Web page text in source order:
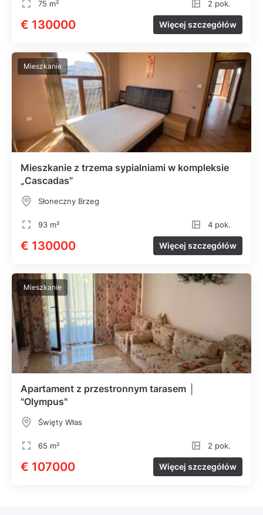
75 m² 2 pok.
€ 130000 Więcej szczegółów
Mieszkanie
Mieszkanie z trzema sypialniami w kompleksie
„Cascadas”
Słoneczny Brzeg
93 m² 4 pok.
€ 130000 Więcej szczegółów
Mieszkanie
Apartament z przestronnym tarasem │
"Olympus"
Święty Włas
65 m² 2 pok.
€ 107000 Więcej szczegółów